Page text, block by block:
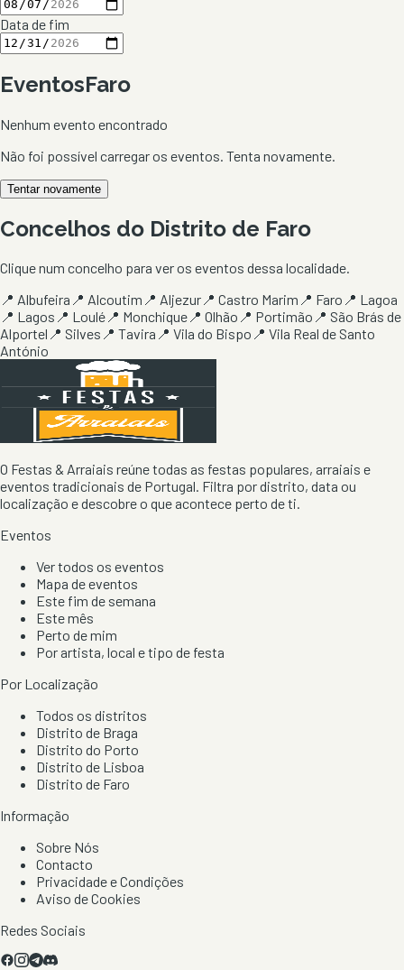
Data de fim
EventosFaro
Nenhum evento encontrado
Não foi possível carregar os eventos. Tenta novamente.
Tentar novamente
Concelhos do Distrito de Faro
Clique num concelho para ver os eventos dessa localidade.
📍 Albufeira 📍 Alcoutim 📍 Aljezur 📍 Castro Marim 📍 Faro 📍 Lagoa
📍 Lagos 📍 Loulé 📍 Monchique 📍 Olhão 📍 Portimão 📍 São Brás de
Alportel 📍 Silves 📍 Tavira 📍 Vila do Bispo 📍 Vila Real de Santo
António
O Festas & Arraiais reúne todas as festas populares, arraiais e
eventos tradicionais de Portugal. Filtra por distrito, data ou
localização e descobre o que acontece perto de ti.
Eventos
Ver todos os eventos
Mapa de eventos
Este fim de semana
Este mês
Perto de mim
Por artista, local e tipo de festa
Por Localização
Todos os distritos
Distrito de Braga
Distrito do Porto
Distrito de Lisboa
Distrito de Faro
Informação
Sobre Nós
Contacto
Privacidade e Condições
Aviso de Cookies
Redes Sociais